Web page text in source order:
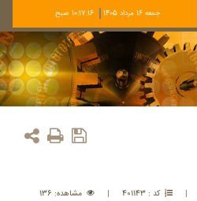
جمعه 16 مرداد 1405 10:17:16 صبح
| کد : 401143 | مشاهده: 136